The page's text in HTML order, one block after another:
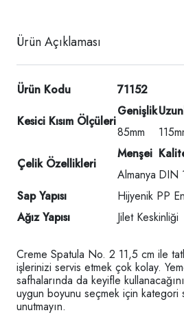
Ürün Açıklaması
Ürün Kodu
71152
Kesici Kısım Ölçüleri
Genişlik
85mm
Çelik Özellikleri
Menşei
Almanya DIN
Sap Yapısı
Hijyenik PP
Ağız Yapısı
Jilet Keskinliği
Creme Spatula No. 2 11,5 cm ile
işlerinizi servis etmek çok kolay.
safhalarında da keyifle
uygun boyunu seçmek için kategori
unutmayın.